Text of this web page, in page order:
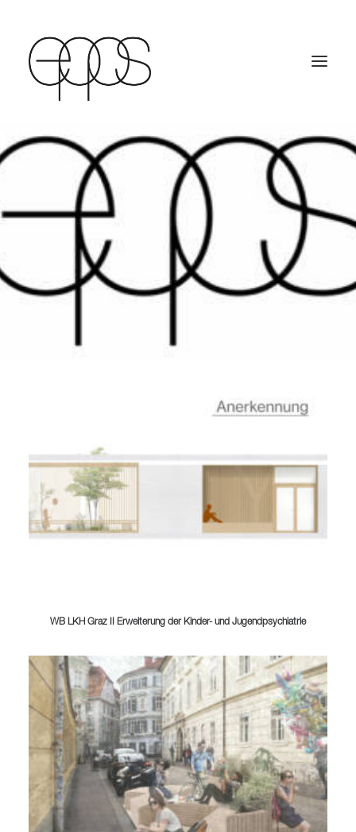
WB LKH Graz II Erweiterung der Kinder- und Jugendpsychiatrie